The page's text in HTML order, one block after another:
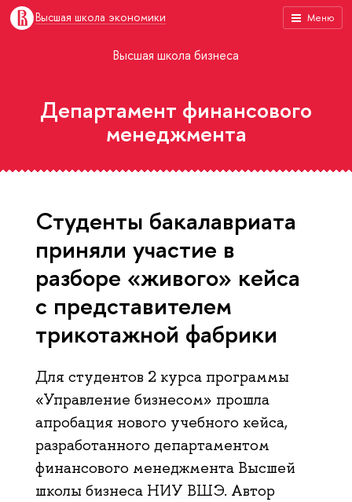
Меню
Высшая школа экономики
Высшая школа бизнеса
Департамент финансового
менеджмента
Студенты бакалавриата
приняли участие в
разборе «живого» кейса
с представителем
трикотажной фабрики
Для студентов 2 курса программы
«Управление бизнесом» прошла
апробация нового учебного кейса,
разработанного департаментом
финансового менеджмента Высшей
школы бизнеса НИУ ВШЭ. Автор